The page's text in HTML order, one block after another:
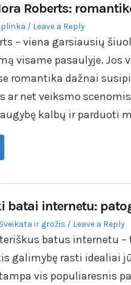
Roberts:
Leave a Reply
– viena garsiausių
visame pasaulyje.
romantika dažnai
ar net veiksmo
kalbų ir parduoti
batai internetu:
Posted
Sveikata ir grožis Leave a Reply
batus internetu
galimybę rasti idealiai
vis populiaresnis